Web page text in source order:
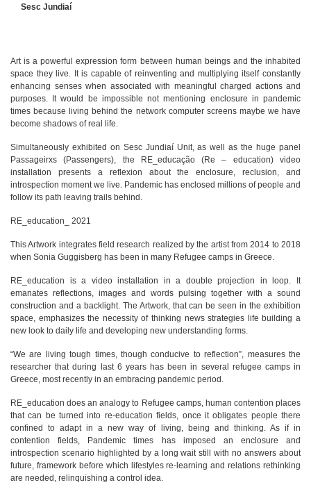
Sesc Jundiaí
Art is a powerful expression form between human beings and the inhabited
space they live. It is capable of reinventing and multiplying itself constantly
enhancing senses when associated with meaningful charged actions and
purposes. It would be impossible not mentioning enclosure in pandemic
times because living behind the network computer screens maybe we have
become shadows of real life.
Simultaneously exhibited on Sesc Jundiaí Unit, as well as the huge panel
Passageirxs (Passengers), the RE_educação (Re – education) video
installation presents a reflexion about the enclosure, reclusion, and
introspection moment we live. Pandemic has enclosed millions of people and
follow its path leaving trails behind.
RE_education_ 2021
This Artwork integrates field research realized by the artist from 2014 to 2018
when Sonia Guggisberg has been in many Refugee camps in Greece.
RE_education is a video installation in a double projection in loop. It
emanates reflections, images and words pulsing together with a sound
construction and a backlight. The Artwork, that can be seen in the exhibition
space, emphasizes the necessity of thinking news strategies life building a
new look to daily life and developing new understanding forms.
“We are living tough times, though conducive to reflection”, measures the
researcher that during last 6 years has been in several refugee camps in
Greece, most recently in an embracing pandemic period.
RE_education does an analogy to Refugee camps, human contention places
that can be turned into re-education fields, once it obligates people there
confined to adapt in a new way of living, being and thinking. As if in
contention fields, Pandemic times has imposed an enclosure and
introspection scenario highlighted by a long wait still with no answers about
future, framework before which lifestyles re-learning and relations rethinking
are needed, relinquishing a control idea.